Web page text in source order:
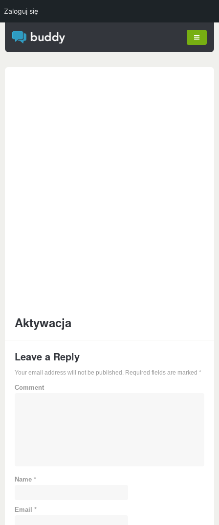
Aktywacja
Leave a Reply
Your email address will not be published. Required fields are marked *
Comment
Name *
Email *
Zaloguj się